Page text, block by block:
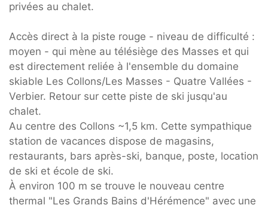
privées au chalet.
Accès direct à la piste rouge - niveau de difficulté :
moyen - qui mène au télésiège des Masses et qui
est directement reliée à l'ensemble du domaine
skiable Les Collons/Les Masses - Quatre Vallées -
Verbier. Retour sur cette piste de ski jusqu'au
chalet.
Au centre des Collons ~1,5 km. Cette sympathique
station de vacances dispose de magasins,
restaurants, bars après-ski, banque, poste, location
de ski et école de ski.
À environ 100 m se trouve le nouveau centre
thermal "Les Grands Bains d'Hérémence" avec une